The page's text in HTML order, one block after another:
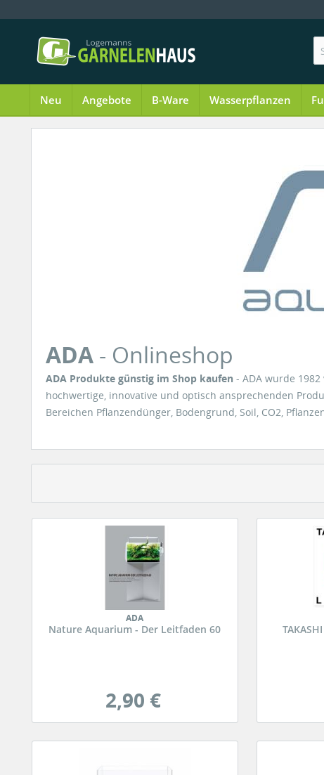
Neu Angebote B-Ware Wasserpflanzen
ADA - Onlineshop
ADA Produkte günstig im Shop kaufen - ADA wurde 1982
hochwertige, innovative und optisch ansprechenden
Bereichen Pflanzendünger, Bodengrund, Soil, CO2,
ADA
Nature Aquarium - Der Leitfaden 60
2,90 €